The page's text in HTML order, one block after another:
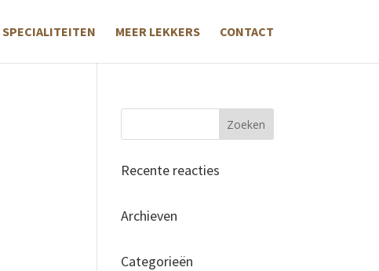
SPECIALITEITEN MEER LEKKERS CONTACT
Recente reacties
Archieven
Categorieën